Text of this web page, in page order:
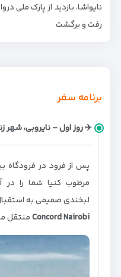
نایواشا، بازدید از پارک ملی
رفت و برگشت
برنامه سفر
✈️ روز اول – نایروبی، شهر
پس از فرود در فرودگاه
مرطوب کنیا شما را در
لبخندی صمیمی به
Concord Nairobiمنتقل